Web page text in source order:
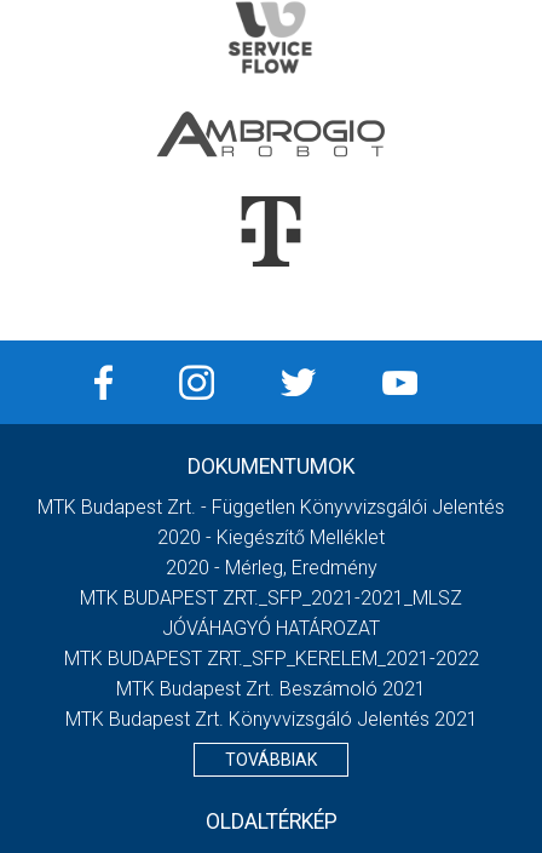
DOKUMENTUMOK
MTK Budapest Zrt. - Független Könyvvizsgálói Jelentés
2020 - Kiegészítő Melléklet
2020 - Mérleg, Eredmény
MTK BUDAPEST ZRT._SFP_2021-2021_MLSZ
JÓVÁHAGYÓ HATÁROZAT
MTK BUDAPEST ZRT._SFP_KERELEM_2021-2022
MTK Budapest Zrt. Beszámoló 2021
MTK Budapest Zrt. Könyvvizsgáló Jelentés 2021
TOVÁBBIAK
OLDALTÉRKÉP